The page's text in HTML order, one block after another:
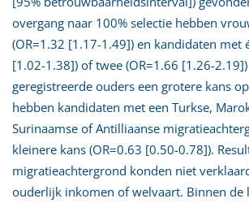
overgang naar 100% selectie hebben
(OR=1.32 [1.17-1.49]) en kandidaten met
[1.02-1.38]) of twee (OR=1.66 [1.26-2.19])
geregistreerde ouders een grotere kans
hebben kandidaten met een Turkse,
Surinaamse of Antilliaanse
kleinere kans (OR=0.63 [0.50-0.78]).
migratieachtergrond konden niet
ouderlijk inkomen of welvaart. Binnen de